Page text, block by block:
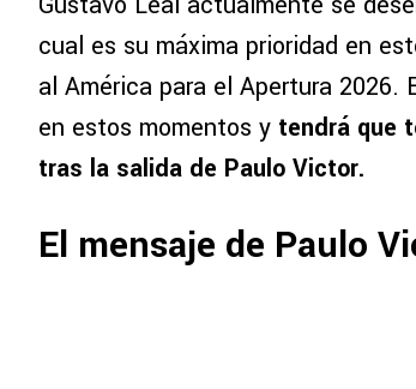
cual es su máxima prioridad en
al América para el Apertura
en estos momentos y tendrá que
tras la salida de Paulo Victor.
El mensaje de Paulo